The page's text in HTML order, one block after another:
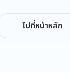
ไปที่หน้าหลัก